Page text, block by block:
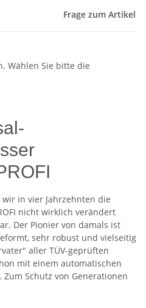
Frage zum Artikel
Wählen Sie bitte die
in vier Jahrzehnten die
nicht wirklich verändert
Der Pionier von damals ist
sehr robust und vielseitig
aller TÜV-geprüften
mit einem automatischen
Schutz von Generationen